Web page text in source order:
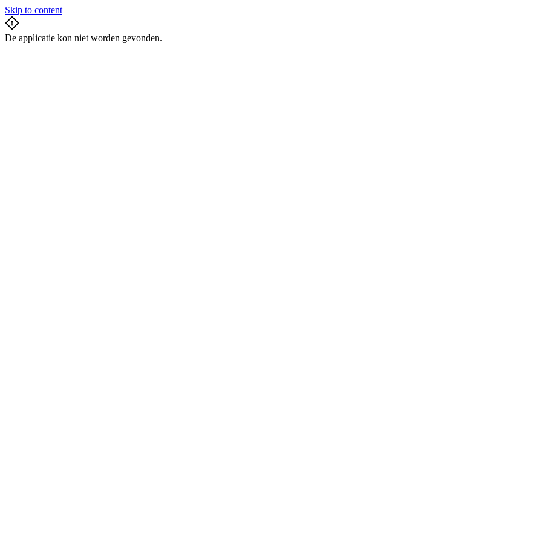
Skip to content
De applicatie kon niet worden gevonden.